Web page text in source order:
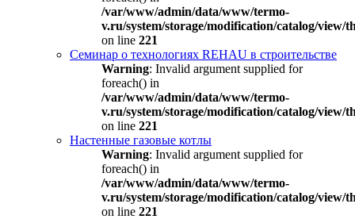
/var/www/admin/data/www/termo-
v.ru/system/storage/modification/catalog/view/
on line 221
Семинар о технологиях REHAU в строительстве
Warning: Invalid argument supplied for
foreach() in
/var/www/admin/data/www/termo-
v.ru/system/storage/modification/catalog/view/
on line 221
Настенные газовые котлы
Warning: Invalid argument supplied for
foreach() in
/var/www/admin/data/www/termo-
v.ru/system/storage/modification/catalog/view/
on line 221